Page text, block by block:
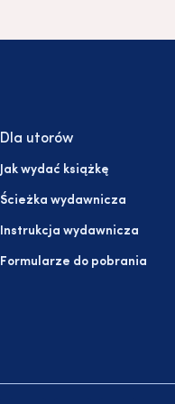
Dla utorów
Jak wydać książkę
Ścieżka wydawnicza
Instrukcja wydawnicza
Formularze do pobrania